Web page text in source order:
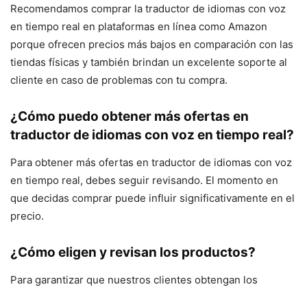
Recomendamos comprar la traductor de idiomas con voz
en tiempo real en plataformas en línea como Amazon
porque ofrecen precios más bajos en comparación con las
tiendas físicas y también brindan un excelente soporte al
cliente en caso de problemas con tu compra.
¿Cómo puedo obtener más ofertas en
traductor de idiomas con voz en tiempo real?
Para obtener más ofertas en traductor de idiomas con voz
en tiempo real, debes seguir revisando. El momento en
que decidas comprar puede influir significativamente en el
precio.
¿Cómo eligen y revisan los productos?
Para garantizar que nuestros clientes obtengan los